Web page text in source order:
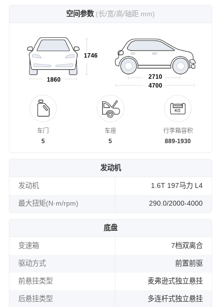
空间参数 (长/宽/高/轴距 mm)
1860
1746
4700
2710
车门
5
车座
5
行李箱容积
889-1930
发动机
发动机 1.6T 197马力 L4
最大扭矩(N·m/rpm) 290.0/2000-4000
底盘
变速箱 7档双离合
驱动方式 前置前驱
前悬挂类型 麦弗逊式独立悬挂
后悬挂类型 多连杆式独立悬挂